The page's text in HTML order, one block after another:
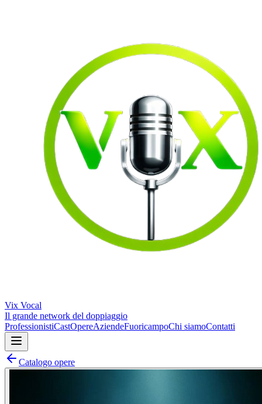
Vix Vocal
Il grande network del doppiaggio
ProfessionistiCastOpereAziendeFuoricampoChi siamoContatti
Catalogo opere